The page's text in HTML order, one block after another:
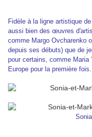
Fidèle à la ligne artistique
aussi bien des œuvres
comme Margo Ovcharenko
depuis ses débuts) que de
pour certains, comme
Europe pour la première fois.